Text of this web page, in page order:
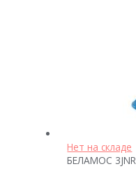
Нет на складе
БЕЛАМОС 3JNR